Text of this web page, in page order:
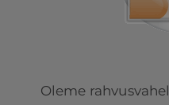
Oleme